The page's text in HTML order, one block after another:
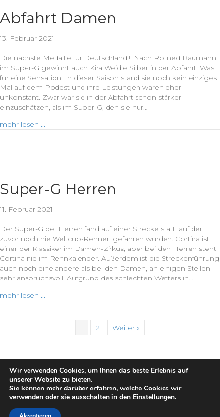
Abfahrt Damen
13. Februar 2021
Die nächste Medaille für Deutschland!!! Nach Romed Baumann
im Super-G gewinnt auch Kira Weidle Silber in der Abfahrt. Was
für eine Sensation! In dieser Saison stand sie noch kein einziges
Mal auf dem Podest und ihre Leistungen waren eher
unkonstant. Zwar war sie in der Abfahrt schon stärker
einzuschätzen, als im Super-G, den sie nur…
mehr lesen ...
Super-G Herren
11. Februar 2021
Der Super-G der Herren fand auf einer Strecke statt, auf der
zuvor noch nie Weltcup-Rennen gefahren wurden. Cortina ist
einer der Klassiker im Damen-Zirkus, aber bei den Herren steht
Cortina nie im Rennkalender. Außerdem ist die Streckenführung
auch noch eine andere als bei den Damen, an einigen Stellen
sehr anspruchsvoll. Aufgrund des schlechten Wetters in…
mehr lesen ...
1 2 Weiter »
© 2021 Maria Höfl-Riesch |
Wir verwenden Cookies, um Ihnen das beste Erlebnis auf
unserer Website zu bieten.
Sie können mehr darüber erfahren, welche Cookies wir
verwenden oder sie ausschalten in den Einstellungen.